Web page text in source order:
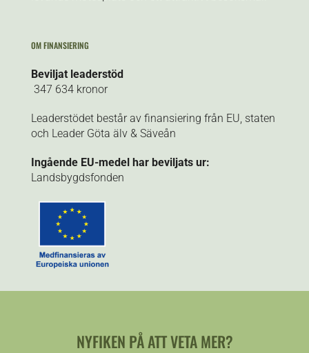
OM FINANSIERING
Beviljat leaderstöd
347 634 kronor
Leaderstödet består av finansiering från EU, staten
och Leader Göta älv & Säveån
Ingående EU-medel har beviljats ur:
Landsbygdsfonden
NYFIKEN PÅ ATT VETA MER?